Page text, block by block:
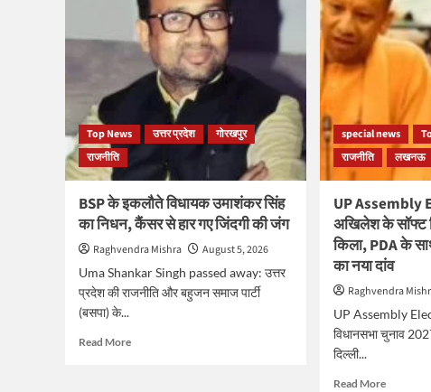
Top News उत्तर प्रदेश
गोरखपुर
राजनीति
BSP के इकलौते विधायक उमाशंकर सिंह
का निधन, कैंसर से हार गए जिंदगी की जंग
Raghvendra Mishra
August 5, 2026
Uma Shankar Singh passed away: उत्तर
प्रदेश की राजनीति और बहुजन समाज पार्टी
(बसपा) के...
Read MoreRead
special news
राजनीति
लखनऊ
UP Assembly
अखिलेश के सॉफ्ट
किला, PDA के
का नया दांव
Raghvendra
UP Assembly
विधानसभा चुनाव
दिल्ली...
Read MoreRead